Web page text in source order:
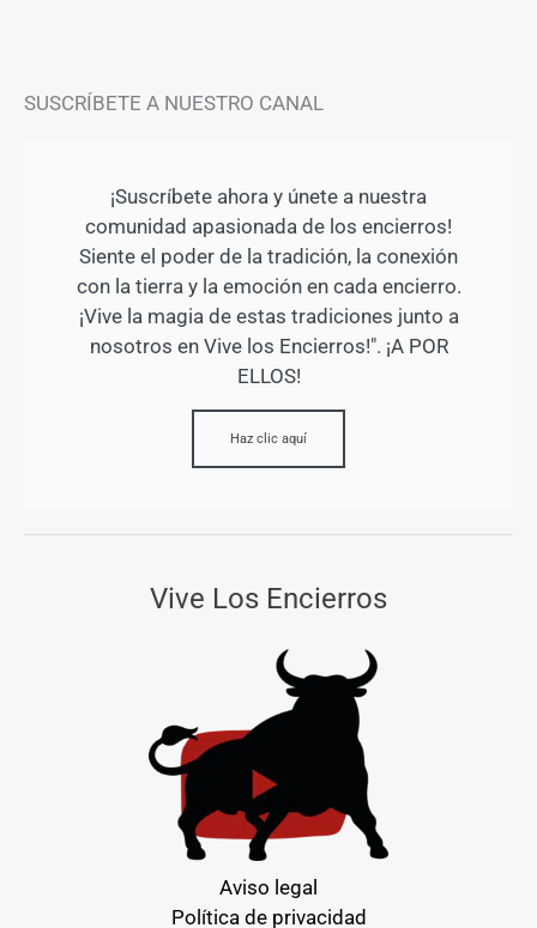
SUSCRÍBETE A NUESTRO CANAL
¡Suscríbete ahora y únete a nuestra
comunidad apasionada de los encierros!
Siente el poder de la tradición, la conexión
con la tierra y la emoción en cada encierro.
¡Vive la magia de estas tradiciones junto a
nosotros en Vive los Encierros!". ¡A POR
ELLOS!
Haz clic aquí
Vive Los Encierros
Aviso legal
Política de privacidad